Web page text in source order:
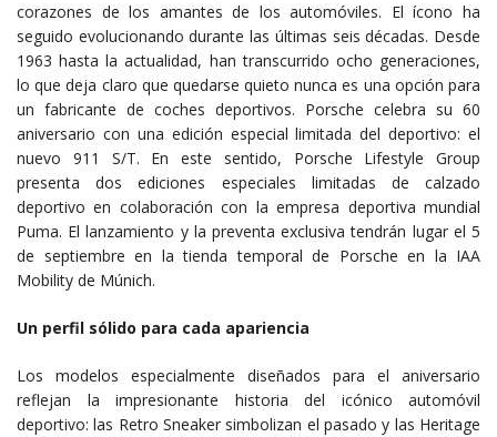
corazones de los amantes de los automóviles. El ícono ha
seguido evolucionando durante las últimas seis décadas. Desde
1963 hasta la actualidad, han transcurrido ocho generaciones,
lo que deja claro que quedarse quieto nunca es una opción para
un fabricante de coches deportivos. Porsche celebra su 60
aniversario con una edición especial limitada del deportivo: el
nuevo 911 S/T. En este sentido, Porsche Lifestyle Group
presenta dos ediciones especiales limitadas de calzado
deportivo en colaboración con la empresa deportiva mundial
Puma. El lanzamiento y la preventa exclusiva tendrán lugar el 5
de septiembre en la tienda temporal de Porsche en la IAA
Mobility de Múnich.
Un perfil sólido para cada apariencia
Los modelos especialmente diseñados para el aniversario
reflejan la impresionante historia del icónico automóvil
deportivo: las Retro Sneaker simbolizan el pasado y las Heritage